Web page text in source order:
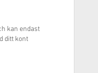
kan endast
ditt kont